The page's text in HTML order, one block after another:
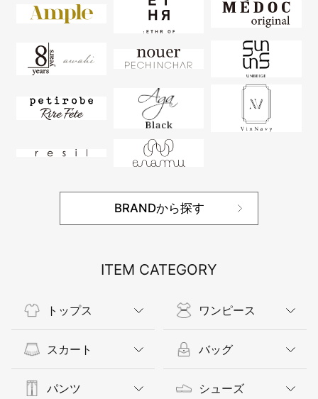
BRANDから探す
ITEM CATEGORY
トップス
スカート
パンツ
ワンピース
バッグ
シューズ